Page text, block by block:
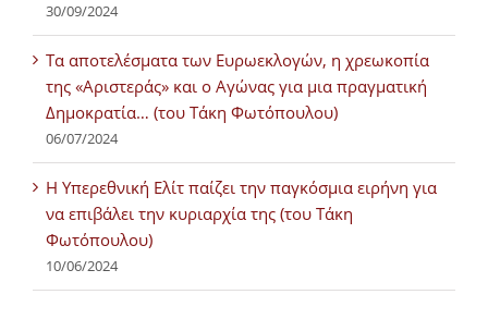
30/09/2024
Τα αποτελέσματα των Ευρωεκλογών, η χρεωκοπία
της «Αριστεράς» και ο Αγώνας για μια πραγματική
Δημοκρατία… (του Τάκη Φωτόπουλου)
06/07/2024
H Υπερεθνική Ελίτ παίζει την παγκόσμια ειρήνη για
να επιβάλει την κυριαρχία της (του Τάκη
Φωτόπουλου)
10/06/2024